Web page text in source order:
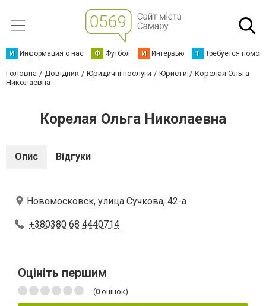
И Информация о нас Ф Футбол И Интервью Т Требуется
Головна Довідник Юридичні послуги Юристи
Корелая Ольга
Николаевна
Корелая Ольга Николаевна
Опис Відгуки
Новомосковск, улица Сучкова, 42-а
+380380 68 4440714
Оцініть першим
(0 оцінок)